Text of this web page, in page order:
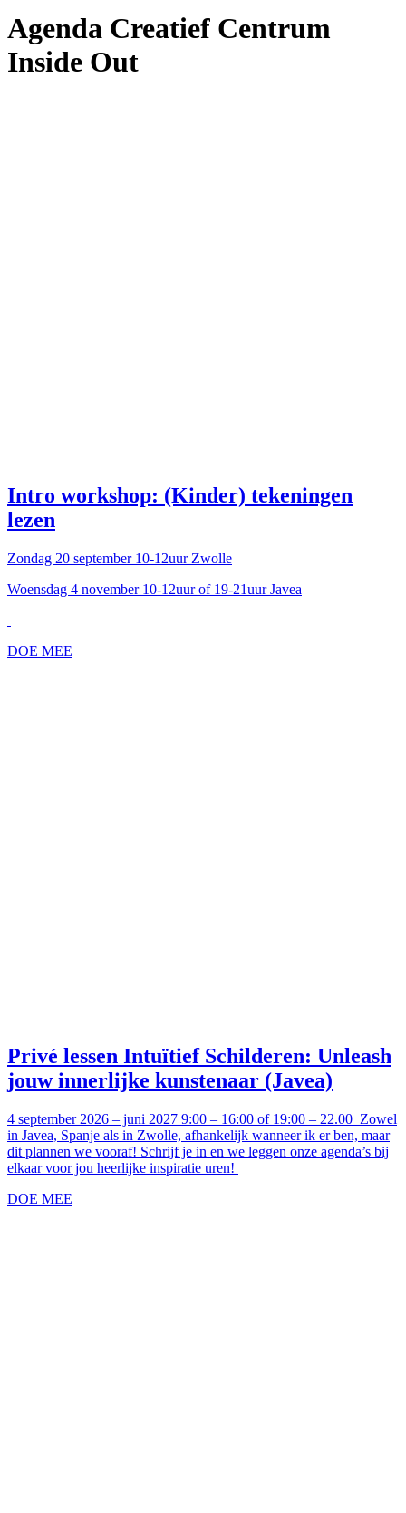
Agenda Creatief Centrum
Inside Out
Intro workshop: (Kinder) tekeningen
lezen
Zondag 20 september 10-12uur Zwolle
Woensdag 4 november 10-12uur of 19-21uur Javea
DOE MEE
Privé lessen Intuïtief Schilderen: Unleash
jouw innerlijke kunstenaar (Javea)
4 september 2026 – juni 2027 9:00 – 16:00 of 19:00 – 22.00 Zowel
in Javea, Spanje als in Zwolle, afhankelijk wanneer ik er ben, maar
dit plannen we vooraf! Schrijf je in en we leggen onze agenda’s bij
elkaar voor jou heerlijke inspiratie uren!
DOE MEE